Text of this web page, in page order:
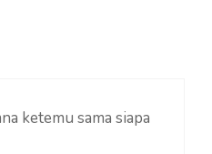
ketemu sama siapa